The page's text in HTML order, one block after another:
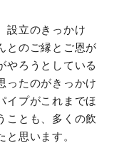
設立のきっかけ
とのご縁とご恩が
やろうとしている
ったのがきっかけ
イプがこれまでほ
ことも、多くの飲
思います。